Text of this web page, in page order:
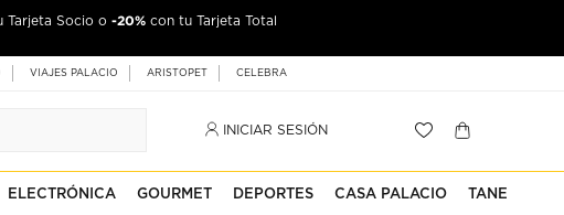
Tarjeta Socio o -20% con tu Tarjeta Total
VIAJES PALACIO ARISTOPET CELEBRA
INICIAR SESIÓN
ELECTRÓNICA GOURMET DEPORTES CASA PALACIO TANE